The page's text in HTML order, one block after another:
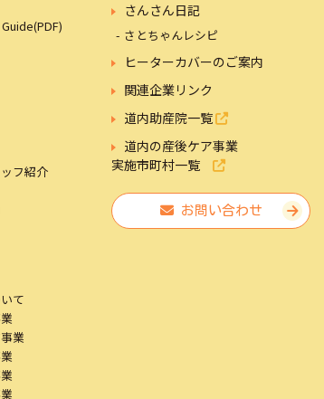
フ紹介
て
業
さんさん日記
さとちゃんレシピ
ヒーターカバーのご案内
関連企業リンク
道内助産院一覧
道内の産後ケア事業
実施市町村一覧
お問い合わせ